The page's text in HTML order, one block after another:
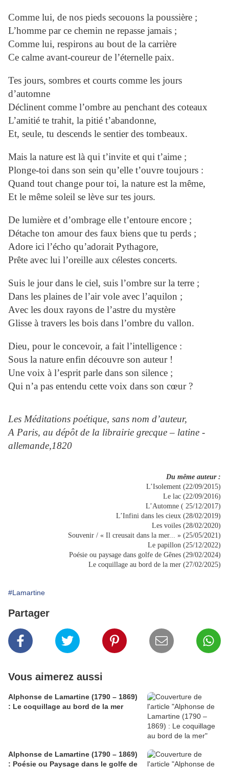
Comme lui, de nos pieds secouons la poussière ;
L’homme par ce chemin ne repasse jamais ;
Comme lui, respirons au bout de la carrière
Ce calme avant-coureur de l’éternelle paix.
Tes jours, sombres et courts comme les jours
d’automne
Déclinent comme l’ombre au penchant des coteaux
L’amitié te trahit, la pitié t’abandonne,
Et, seule, tu descends le sentier des tombeaux.
Mais la nature est là qui t’invite et qui t’aime ;
Plonge-toi dans son sein qu’elle t’ouvre toujours :
Quand tout change pour toi, la nature est la même,
Et le même soleil se lève sur tes jours.
De lumière et d’ombrage elle t’entoure encore ;
Détache ton amour des faux biens que tu perds ;
Adore ici l’écho qu’adorait Pythagore,
Prête avec lui l’oreille aux célestes concerts.
Suis le jour dans le ciel, suis l’ombre sur la terre ;
Dans les plaines de l’air vole avec l’aquilon ;
Avec les doux rayons de l’astre du mystère
Glisse à travers les bois dans l’ombre du vallon.
Dieu, pour le concevoir, a fait l’intelligence :
Sous la nature enfin découvre son auteur !
Une voix à l’esprit parle dans son silence ;
Qui n’a pas entendu cette voix dans son cœur ?
Les Méditations poétique, sans nom d’auteur,
A Paris, au dépôt de la librairie grecque – latine -
allemande,1820
Du même auteur :
L’Isolement (22/09/2015)
Le lac (22/09/2016)
L’Automne ( 25/12/2017)
L’Infini dans les cieux (28/02/2019)
Les voiles (28/02/2020)
Souvenir / « Il creusait dans la mer... » (25/05/2021)
Le papillon (25/12/2022)
Poésie ou paysage dans golfe de Gênes (29/02/2024)
Le coquillage au bord de la mer (27/02/2025)
#Lamartine
Partager
Vous aimerez aussi
Alphonse de Lamartine (1790 – 1869)
: Le coquillage au bord de la mer
Alphonse de Lamartine (1790 – 1869)
: Poésie ou Paysage dans le golfe de